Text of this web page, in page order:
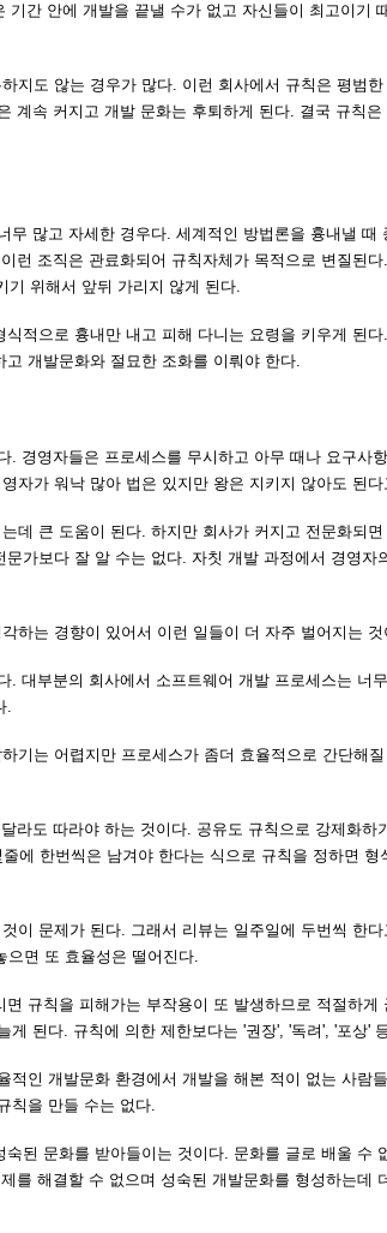
간 안에 개발을 끝낼 수가 없고 자신들이 최고이기
지도 않는 경우가 많다. 이런 회사에서 규칙은 평범
계속 커지고 개발 문화는 후퇴하게 된다. 결국 규칙
많고 자세한 경우다. 세계적인 방법론을 흉내낼 때
런 조직은 관료화되어 규칙자체가 목적으로 변질된
기 위해서 앞뒤 가리지 않게 된다.
적으로 흉내만 내고 피해 다니는 요령을 키우게 된
개발문화와 절묘한 조화를 이뤄야 한다.
경영자들은 프로세스를 무시하고 아무 때나 요구사
자가 워낙 많아 법은 있지만 왕은 지키지 않아도 된
데 큰 도움이 된다. 하지만 회사가 커지고 전문화되
가보다 잘 알 수는 없다. 자칫 개발 과정에서 경영자
하는 경향이 있어서 이런 일들이 더 자주 벌어지는
대부분의 회사에서 소프트웨어 개발 프로세스는 너
.
기는 어렵지만 프로세스가 좀더 효율적으로 간단해
라도 따라야 하는 것이다. 공유도 규칙으로 강제화하
에 한번씩은 남겨야 한다는 식으로 규칙을 정하면 형
이 문제가 된다. 그래서 리뷰는 일주일에 두번씩 한
으면 또 효율성은 떨어진다.
규칙을 피해가는 부작용이 또 발생하므로 적절하게
된다. 규칙에 의한 제한보다는 '권장', '독려', '포상'
인 개발문화 환경에서 개발을 해본 적이 없는 사람
칙을 만들 수는 없다.
된 문화를 받아들이는 것이다. 문화를 글로 배울 수
를 해결할 수 없으며 성숙된 개발문화를 형성하는데